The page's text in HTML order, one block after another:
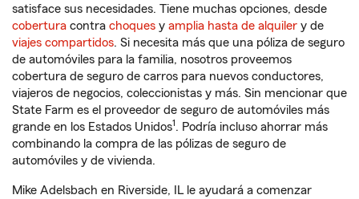
satisface sus necesidades. Tiene muchas opciones, desde
cobertura contra choques y amplia hasta de alquiler y de
viajes compartidos. Si necesita más que una póliza de seguro
de automóviles para la familia, nosotros proveemos
cobertura de seguro de carros para nuevos conductores,
viajeros de negocios, coleccionistas y más. Sin mencionar que
State Farm es el proveedor de seguro de automóviles más
grande en los Estados Unidos1. Podría incluso ahorrar más
combinando la compra de las pólizas de seguro de
automóviles y de vivienda.
Mike Adelsbach en Riverside, IL le ayudará a comenzar